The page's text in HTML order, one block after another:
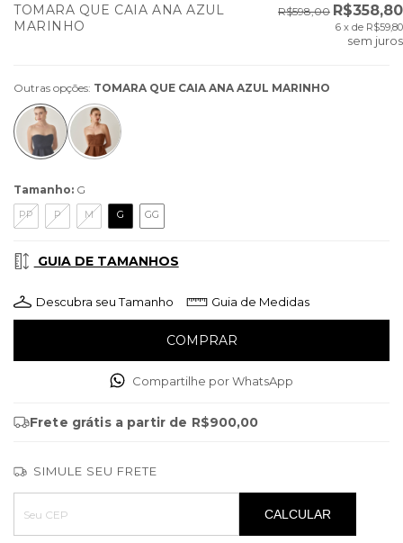
TOMARA QUE CAIA ANA AZUL
MARINHO
R$598,00 R$358,80
6 x de R$59,80
sem juros
Outras opções: TOMARA QUE CAIA ANA AZUL MARINHO
Tamanho: G
PP P M G GG
GUIA DE TAMANHOS
Descubra seu Tamanho Guia de Medidas
Compartilhe por WhatsApp
Frete grátis a partir de R$900,00
SIMULE SEU FRETE
Entregas para o CEP:
ALTERAR CEP
CALCULAR